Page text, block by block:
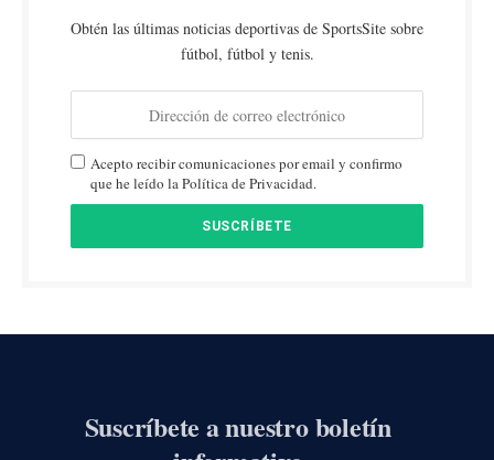
Obtén las últimas noticias deportivas de SportsSite sobre
fútbol, fútbol y tenis.
Acepto recibir comunicaciones por email y confirmo
que he leído la Política de Privacidad.
Suscríbete a nuestro boletín